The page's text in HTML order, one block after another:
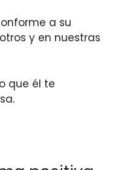
a su
y en nuestras
que él te